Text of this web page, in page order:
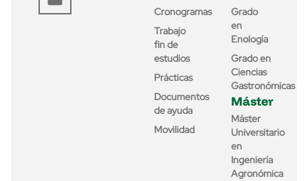
Cronogramas
Trabajo
fin de
estudios
Prácticas
Documentos
de ayuda
Movilidad
Grado
en
Enología
Grado en
Ciencias
Gastronómicas
Máster
Máster
Universitario
en
Ingeniería
Agronómica